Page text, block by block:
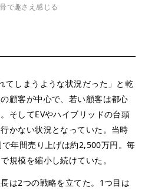
で趣さえ感じる
しまうような状況だった」と乾
顧客が中心で、若い顧客は都心
そしてEVやハイブリッドの台頭
かない状況となっていた。当時
年間売り上げは約2,500万円。毎
規模を縮小し続けていた。
は2つの戦略を立てた。1つ目は